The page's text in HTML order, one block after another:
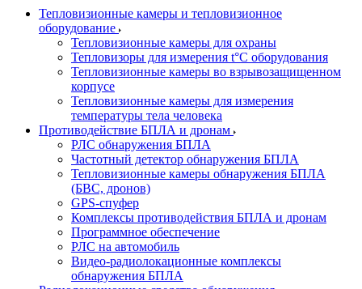
Тепловизионные камеры и тепловизионное
оборудование
Тепловизионные камеры для охраны
Тепловизоры для измерения t°С оборудования
Тепловизионные камеры во взрывозащищенном
корпусе
Тепловизионные камеры для измерения
температуры тела человека
Противодействие БПЛА и дронам
РЛС обнаружения БПЛА
Частотный детектор обнаружения БПЛА
Тепловизионные камеры обнаружения БПЛА
(БВС, дронов)
GPS-спуфер
Комплексы противодействия БПЛА и дронам
Программное обеспечение
РЛС на автомобиль
Видео-радиолокационные комплексы
обнаружения БПЛА